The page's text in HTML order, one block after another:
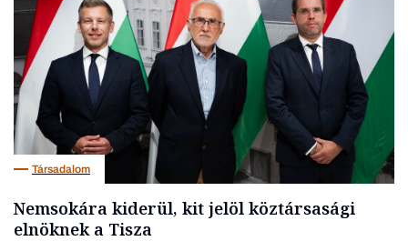
Társadalom
Nemsokára kiderül, kit jelöl köztársasági
elnöknek a Tisza